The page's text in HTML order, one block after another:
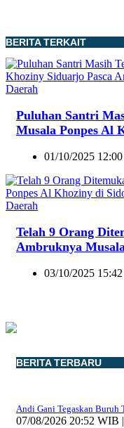
BERITA TERKAIT
Daerah
Puluhan Santri
Musala Ponpes Al
01/10/2025 12:00
Daerah
Telah 9 Orang
Ambruknya
03/10/2025 15:42
BERITA TERBARU
Andi Gani Tegaskan Buruh
07/08/2026 20:52 WIB